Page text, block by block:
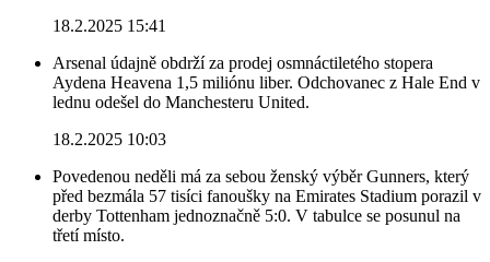
18.2.2025 15:41
Arsenal údajně obdrží za prodej osmnáctiletého stopera
Aydena Heavena 1,5 miliónu liber. Odchovanec z Hale End v
lednu odešel do Manchesteru United.
18.2.2025 10:03
Povedenou neděli má za sebou ženský výběr Gunners, který
před bezmála 57 tisíci fanoušky na Emirates Stadium porazil v
derby Tottenham jednoznačně 5:0. V tabulce se posunul na
třetí místo.